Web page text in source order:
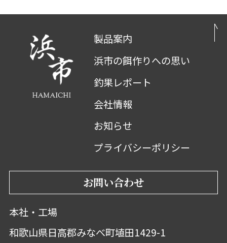
製品案内
浜市の餌作りへの思い
釣果レポート
会社情報
お知らせ
プライバシーポリシー
お問い合わせ
本社・工場
和歌山県日高郡みなべ町埴田1429-1